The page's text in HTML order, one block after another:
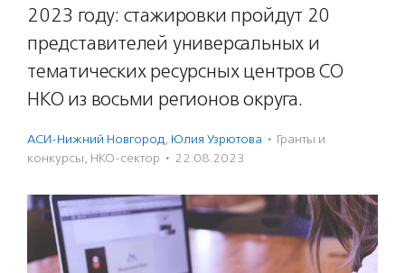
2023 году: стажировки пройдут 20
представителей универсальных и
тематических ресурсных центров СО
НКО из восьми регионов округа.
АСИ-Нижний Новгород, Юлия Узрютова · Гранты и
конкурсы, НКО-сектор · 22.08.2023